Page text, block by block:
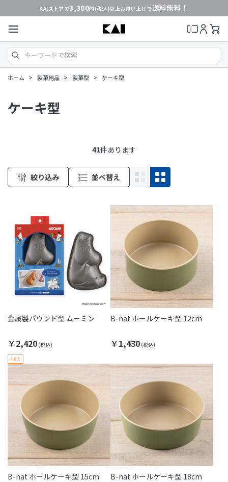
KAIストアで3,300円(税込)以上お買い上げで送料無料！
ホーム > 製菓用品 > 製菓型 > ケーキ型
ケーキ型
41件あります
絞り込み 並べ替え
金属製パウンド型 ムーミン
￥2,420
B-nat ホールケーキ型 12cm
￥1,430
B-nat ホールケーキ型 15cm B-nat ホールケーキ型 18cm